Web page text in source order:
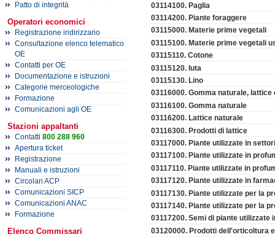
Patto di integrità
Operatori economici
Registrazione indirizzario
Consultazione elenco telematico
OE
Contatti per OE
Documentazione e istruzioni
Categorie merceologiche
Formazione
Comunicazioni agli OE
Stazioni appaltanti
Contatti 800 288 960
Apertura ticket
Registrazione
Manuali e istruzioni
Circolari ACP
Comunicazioni SICP
Comunicazioni ANAC
Formazione
Elenco Commissari
03114100. Paglia
03114200. Piante foraggere
03115000. Materie prime vegetali
03115100. Materie prime vegetali
03115110. Cotone
03115120. Iuta
03115130. Lino
03116000. Gomma naturale,
03116100. Gomma naturale
03116200. Lattice naturale
03116300. Prodotti di lattice
03117000. Piante utilizzate in
03117100. Piante utilizzate in
03117110. Piante utilizzate in
03117120. Piante utilizzate in
03117130. Piante utilizzate per la
03117140. Piante utilizzate per la
03117200. Semi di piante utilizzate
03120000. Prodotti dell'orticoltura